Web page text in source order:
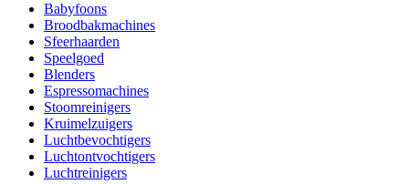
Babyfoons
Broodbakmachines
Sfeerhaarden
Speelgoed
Blenders
Espressomachines
Stoomreinigers
Kruimelzuigers
Luchtbevochtigers
Luchtontvochtigers
Luchtreinigers